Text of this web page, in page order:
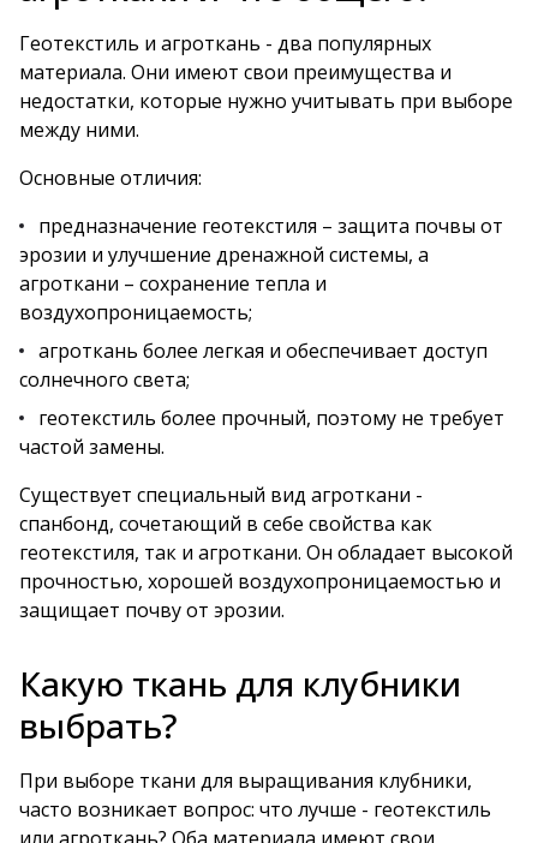
Геотекстиль и агроткань - два популярных
материала. Они имеют свои преимущества и
недостатки, которые нужно учитывать при выборе
между ними.
Основные отличия:
предназначение геотекстиля – защита почвы от
эрозии и улучшение дренажной системы, а
агроткани – сохранение тепла и
воздухопроницаемость;
агроткань более легкая и обеспечивает доступ
солнечного света;
геотекстиль более прочный, поэтому не требует
частой замены.
Существует специальный вид агроткани -
спанбонд, сочетающий в себе свойства как
геотекстиля, так и агроткани. Он обладает высокой
прочностью, хорошей воздухопроницаемостью и
защищает почву от эрозии.
Какую ткань для клубники
выбрать?
При выборе ткани для выращивания клубники,
часто возникает вопрос: что лучше - геотекстиль